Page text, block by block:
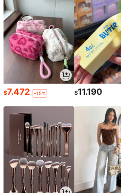
$7.472 -15% $11.190